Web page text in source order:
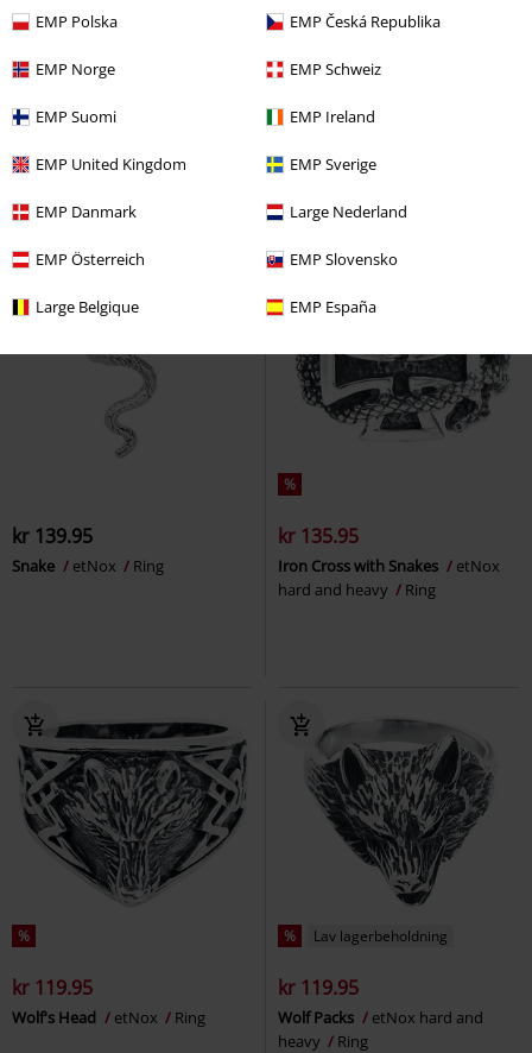
EMP Polska EMP Česká Republika
EMP Norge EMP Schweiz
EMP Suomi EMP Ireland
EMP United Kingdom EMP Sverige
EMP Danmark Large Nederland
EMP Österreich EMP Slovensko
Large Belgique EMP España
%
kr 135.95
Simply Purple
%
kr 118.95
Snake etNox
kr 139.95
Snake etNox Ring
%
kr 135.95
Iron Cross with Snakes
etNox
hard and heavy
Ring
%
kr 119.95
Wolf's Head etNox Ring
% Lav lagerbeholdning
kr 119.95
Wolf Packs
etNox hard and
heavy
Ring